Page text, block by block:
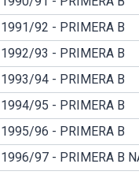
1991/92 - PRIMERA B
1992/93 - PRIMERA B
1993/94 - PRIMERA B
1994/95 - PRIMERA B
1995/96 - PRIMERA B
1996/97 - PRIMERA B